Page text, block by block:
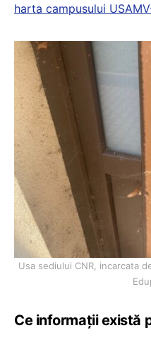
harta campusului
Usa sediului CNR, incarcata
Ce informații există